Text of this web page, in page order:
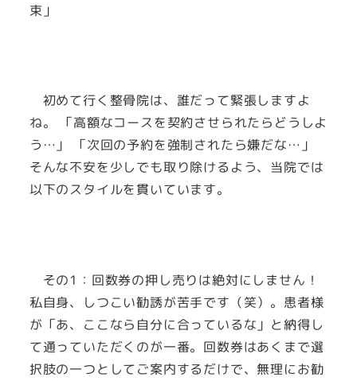
束」
初めて行く整骨院は、誰だって緊張しますよ
ね。 「高額なコースを契約させられたらどうしよ
う…」 「次回の予約を強制されたら嫌だな…」
そんな不安を少しでも取り除けるよう、当院では
以下のスタイルを貫いています。
その1：回数券の押し売りは絶対にしません！
私自身、しつこい勧誘が苦手です（笑）。患者様
が「あ、ここなら自分に合っているな」と納得し
て通っていただくのが一番。回数券はあくまで選
択肢の一つとしてご案内するだけで、無理にお勧